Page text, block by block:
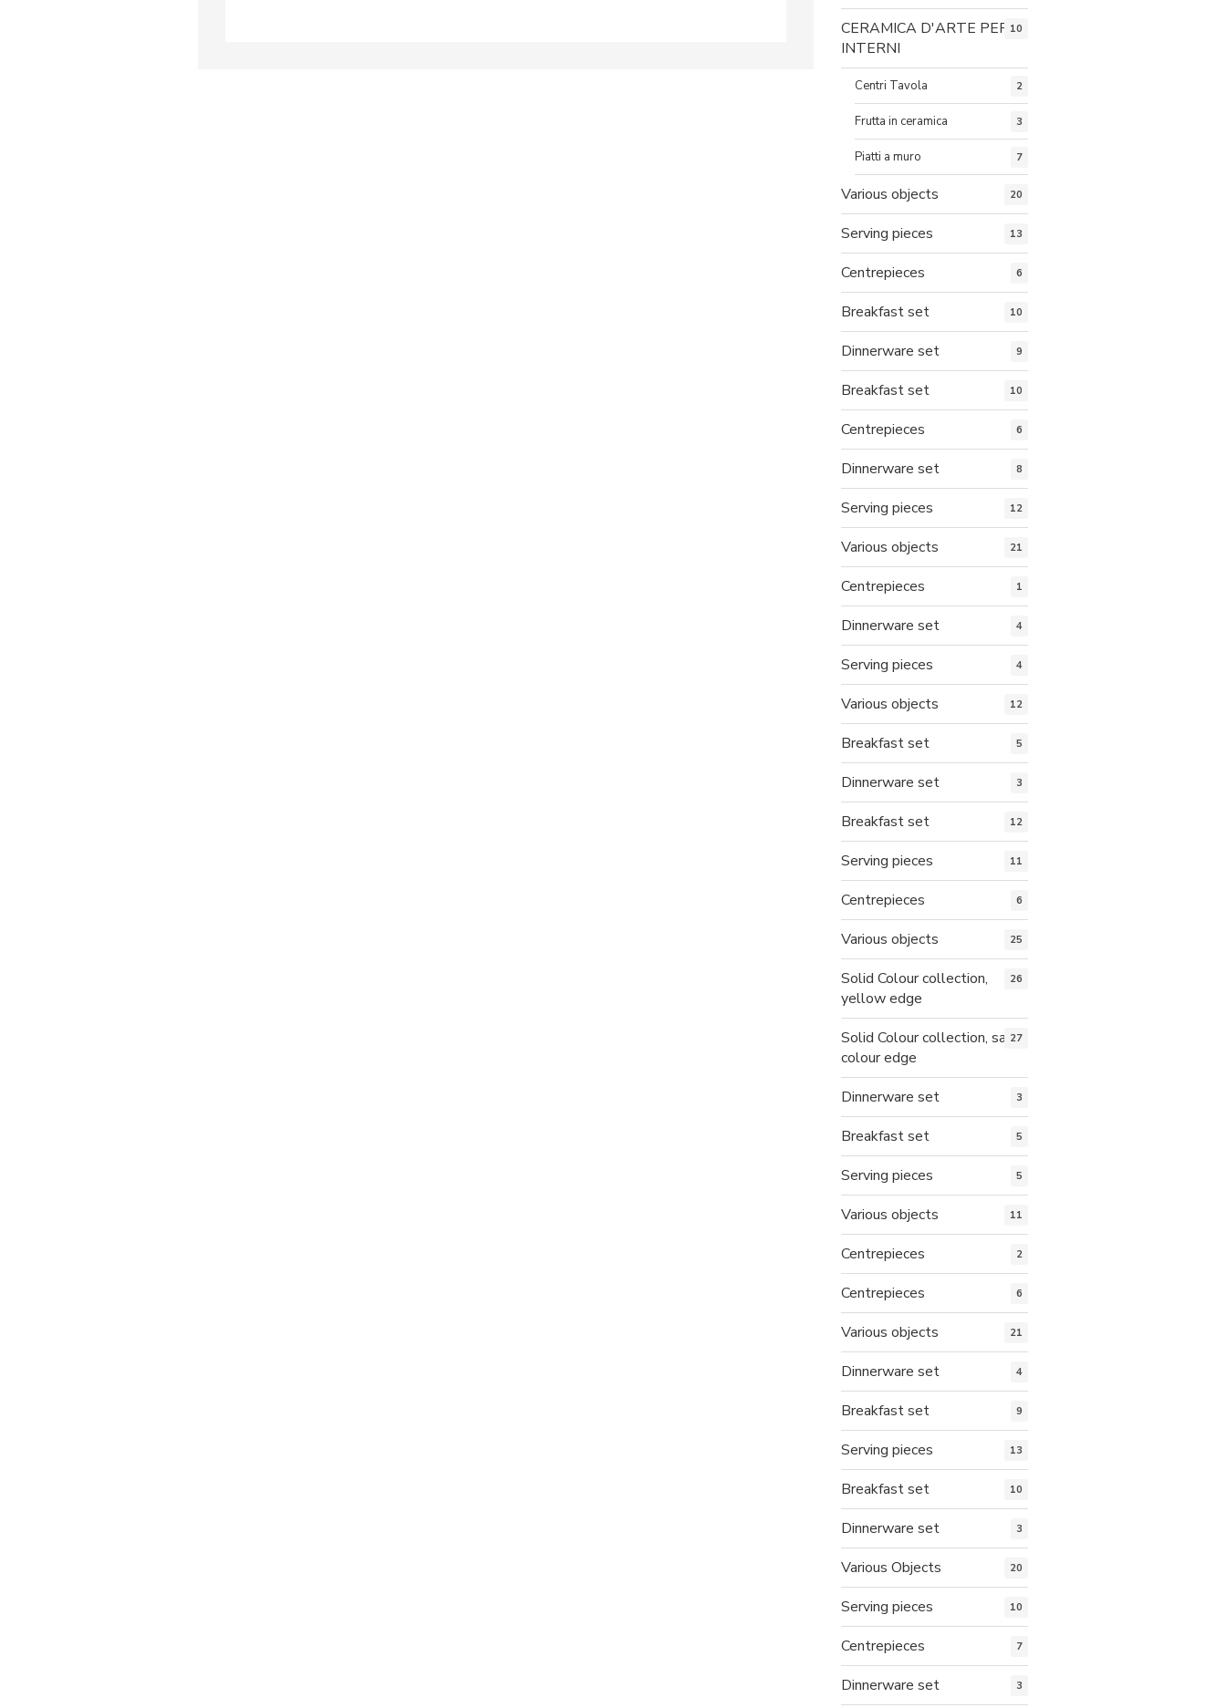
CERAMICA D'ARTE PER
INTERNI
10
Centri Tavola 2
Frutta in ceramica 3
Piatti a muro 7
Various objects 20
Serving pieces 13
Centrepieces 6
Breakfast set 10
Dinnerware set 9
Breakfast set 10
Centrepieces 6
Dinnerware set 8
Serving pieces 12
Various objects 21
Centrepieces 1
Dinnerware set 4
Serving pieces 4
Various objects 12
Breakfast set 5
Dinnerware set 3
Breakfast set 12
Serving pieces 11
Centrepieces 6
Various objects 25
Solid Colour collection,
yellow edge
26
Solid Colour collection, same
colour edge
27
Dinnerware set 3
Breakfast set 5
Serving pieces 5
Various objects 11
Centrepieces 2
Centrepieces 6
Various objects 21
Dinnerware set 4
Breakfast set 9
Serving pieces 13
Breakfast set 10
Dinnerware set 3
Various Objects 20
Serving pieces 10
Centrepieces 7
Dinnerware set 3